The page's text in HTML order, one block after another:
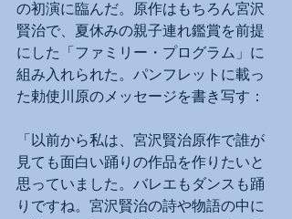
の初演に臨んだ。原作はもちろん宮沢
賢治で、夏休みの親子連れ鑑賞を前提
にした「ファミリー・プログラム」に
組み入れられた。パンフレットに載っ
た勅使川原のメッセージを書き写す：
「以前から私は、宮沢賢治原作で誰が
見ても面白い踊りの作品を作りたいと
思っていました。バレエもダンスも踊
りですね。宮沢賢治の詩や物語の中に